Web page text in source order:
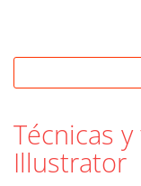
Técnicas
Illustrator